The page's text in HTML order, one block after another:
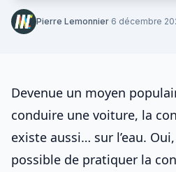
Pierre Lemonnier·6 décembre
Devenue un moyen
conduire une voiture, la
existe aussi… sur l’eau.
possible de pratiquer la